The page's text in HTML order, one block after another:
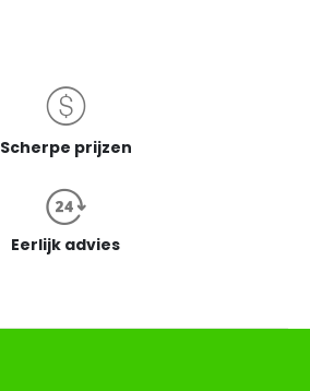
Scherpe prijzen
Eerlijk advies